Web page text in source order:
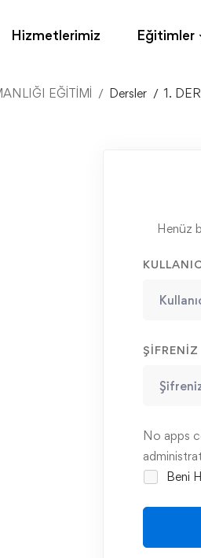
Hizmetlerimiz Eğitimler
EĞİTİMİ Dersler 1.
Henüz
ŞIFRENIZ
No apps
Beni